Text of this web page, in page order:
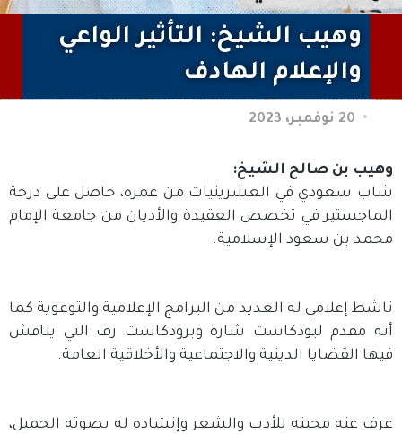
وهيب الشيخ: التأثير الواعي
والإعلام الهادف
20 نوفمبر، 2023
وهيب بن صالح الشيخ:
شاب سعودي في العشرينيات من عمره، حاصل على درجة
الماجستير في تخصص العقيدة والأديان من جامعة الإمام
محمد بن سعود الإسلامية.
ناشط إعلامي له العديد من البرامج الإعلامية والتوعوية كما
أنه مقدم لبودكاست شارة وبرودكاست رف التي يناقش
فيها القضايا الدينية والاجتماعية والأخلاقية العامة.
عرف عنه محبته للأدب والشعر وإنشاده له بصوته الجميل،